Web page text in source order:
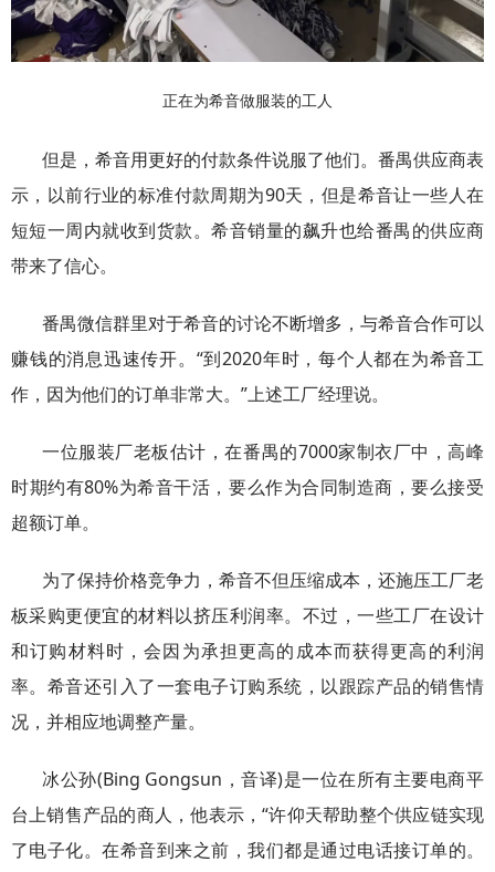
正在为希音做服装的工人
但是，希音用更好的付款条件说服了他们。番禺供应商表
示，以前行业的标准付款周期为90天，但是希音让一些人在
短短一周内就收到货款。希音销量的飙升也给番禺的供应商
带来了信心。
番禺微信群里对于希音的讨论不断增多，与希音合作可以
赚钱的消息迅速传开。“到2020年时，每个人都在为希音工
作，因为他们的订单非常大。”上述工厂经理说。
一位服装厂老板估计，在番禺的7000家制衣厂中，高峰
时期约有80%为希音干活，要么作为合同制造商，要么接受
超额订单。
为了保持价格竞争力，希音不但压缩成本，还施压工厂老
板采购更便宜的材料以挤压利润率。不过，一些工厂在设计
和订购材料时，会因为承担更高的成本而获得更高的利润
率。希音还引入了一套电子订购系统，以跟踪产品的销售情
况，并相应地调整产量。
冰公孙(Bing Gongsun，音译)是一位在所有主要电商平
台上销售产品的商人，他表示，“许仰天帮助整个供应链实现
了电子化。在希音到来之前，我们都是通过电话接订单的。